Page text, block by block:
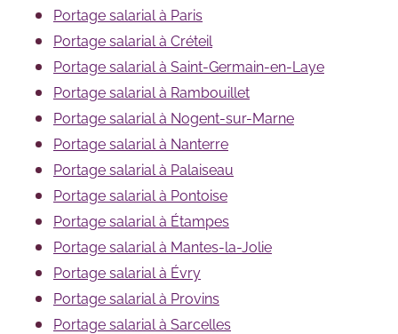
Portage salarial à Paris
Portage salarial à Créteil
Portage salarial à Saint-Germain-en-Laye
Portage salarial à Rambouillet
Portage salarial à Nogent-sur-Marne
Portage salarial à Nanterre
Portage salarial à Palaiseau
Portage salarial à Pontoise
Portage salarial à Étampes
Portage salarial à Mantes-la-Jolie
Portage salarial à Évry
Portage salarial à Provins
Portage salarial à Sarcelles